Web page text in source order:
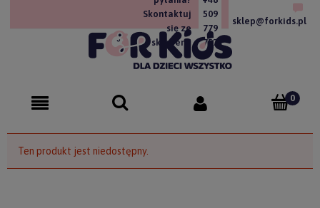
Skontaktuj
się ze
sklepem!
509
779
757
sklep@forkids.pl
Ten produkt jest niedostępny.